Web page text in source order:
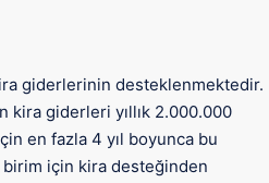
giderlerinin desteklenmektedir.
kira giderleri yıllık 2.000.000
en fazla 4 yıl boyunca bu
birim için kira desteğinden